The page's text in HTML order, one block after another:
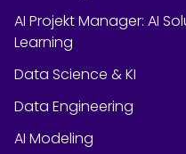
AI Projekt Manager: AI
Learning
Data Science & KI
Data Engineering
AI Modeling